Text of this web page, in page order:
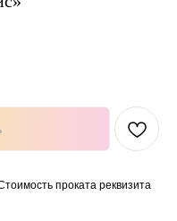
проката реквизита